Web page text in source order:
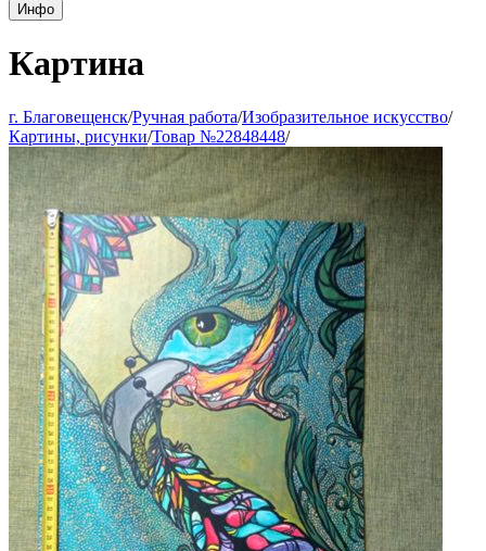
Инфо
Картина
г. Благовещенск/Ручная работа/Изобразительное искусство/
Картины, рисунки/Товар №22848448/